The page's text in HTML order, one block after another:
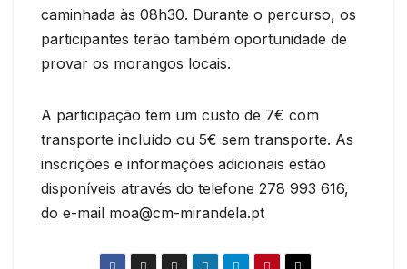
caminhada às 08h30. Durante o percurso, os
participantes terão também oportunidade de
provar os morangos locais.
A participação tem um custo de 7€ com
transporte incluído ou 5€ sem transporte. As
inscrições e informações adicionais estão
disponíveis através do telefone 278 993 616,
do e-mail moa@cm-mirandela.pt